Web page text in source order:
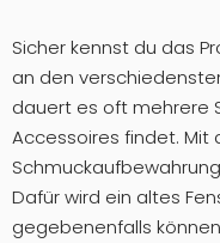
Sicher kennst du das
an den
dauert es oft mehrere
Accessoires findet. Mit
Dafür wird ein altes
gegebenenfalls